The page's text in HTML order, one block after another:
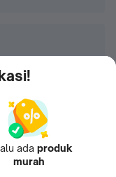
ada produk
murah